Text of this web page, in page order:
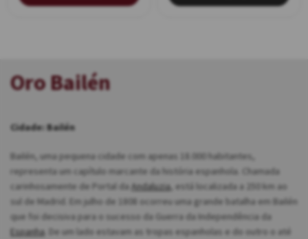
Oro Bailén
Cidade: Bailén
Bailén, uma pequena cidade com apenas 18.000 habitantes,
representa um capítulo marcante da história espanhola. Chamada
carinhosamente de Portal da Andaluzia, está localizada a 250 km ao
sul de Madrid. Em julho de 1808 ocorreu uma grande batalha em Bailén
que foi decisiva para o sucesso da Guerra da Independência da
Espanha . De um lado estavam as tropas espanholas e do outro o até